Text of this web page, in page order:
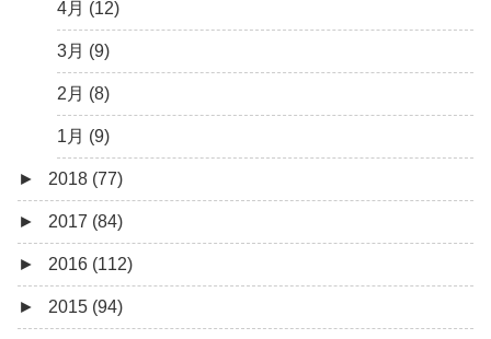
1月 (10)
3月 (8)
2月 (19)
1月 (10)
4月 (12)
3月 (9)
2月 (8)
1月 (9)
► 2018 (77)
12月 (6)
11月 (4)
10月 (8)
► 2017 (84)
12月 (5)
11月 (3)
► 2016 (112)
12月 (5)
► 2015 (94)